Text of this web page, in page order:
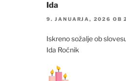
Ida
9. JANUARJA, 2026 OB
Iskreno sožalje ob
Ida Roćnik